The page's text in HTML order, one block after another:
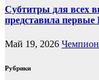
Субтитры для всех
представила
Май 19, 2026
Рубрики